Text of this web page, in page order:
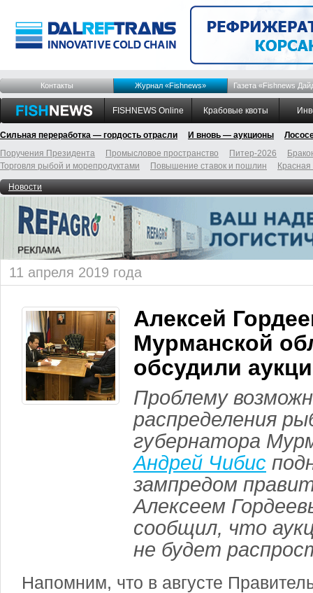
Контакты Журнал «Fishnews» Газета «Fishnews
FISHNEWS Online Крабовые квоты
Сильная переработка — гордость отрасли И вновь — аукционы
Поручения Президента
Промысловое пространство Питер-2026
Торговля рыбой и морепродуктами
Повышение ставок и пошлин
Новости
11 апреля 2019 года
Алексей
Мурманской
обсудили
Проблему
распределения
губернатора
Андрей Чибис
зампредом
Алексеем
сообщил, что
не будет
Напомним, что в августе